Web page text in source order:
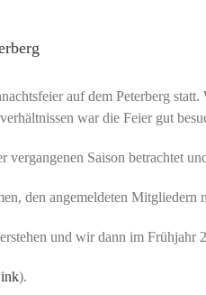
auf dem Peterberg
war die Feier gut
vergangenen Saison betrachtet
den angemeldeten Mitgliedern
und wir dann im
).